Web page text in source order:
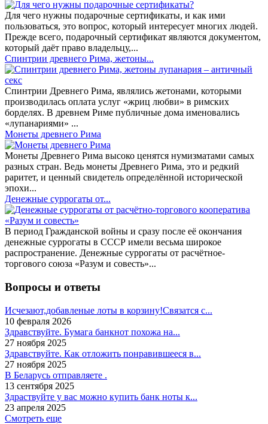
Для чего нужны подарочные сертификаты, и как ими
пользоваться, это вопрос, который интересует многих людей.
Прежде всего, подарочный сертификат являются документом,
который даёт право владельцу,...
Спинтрии древнего Рима, жетоны...
Спинтрии Древнего Рима, являлись жетонами, которыми
производилась оплата услуг «жриц любви» в римских
борделях. В древнем Риме публичные дома именовались
«лупанариями» ...
Монеты древнего Рима
Монеты Древнего Рима высоко ценятся нумизматами самых
разных стран. Ведь монеты Древнего Рима, это и редкий
раритет, и ценный свидетель определённой исторической
эпохи...
Денежные суррогаты от...
В период Гражданской войны и сразу после её окончания
денежные суррогаты в СССР имели весьма широкое
распространение. Денежные суррогаты от расчётное-
торгового союза «Разум и совесть»...
Вопросы и ответы
Исчезают,добавленые лоты в корзину!Связатся с...
10 февраля 2026
Здравствуйте. Бумага банкнот похожа на...
27 ноября 2025
Здравствуйте. Как отложить понравившееся в...
27 ноября 2025
В Беларусь отправляете .
13 сентября 2025
Здраствуйте у вас можно купить банк ноты к...
23 апреля 2025
Смотреть еще